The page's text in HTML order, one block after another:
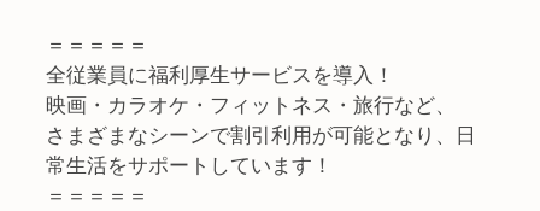
＝＝＝＝＝
全従業員に福利厚生サービスを導入！
映画・カラオケ・フィットネス・旅行など、
さまざまなシーンで割引利用が可能となり、日
常生活をサポートしています！
＝＝＝＝＝